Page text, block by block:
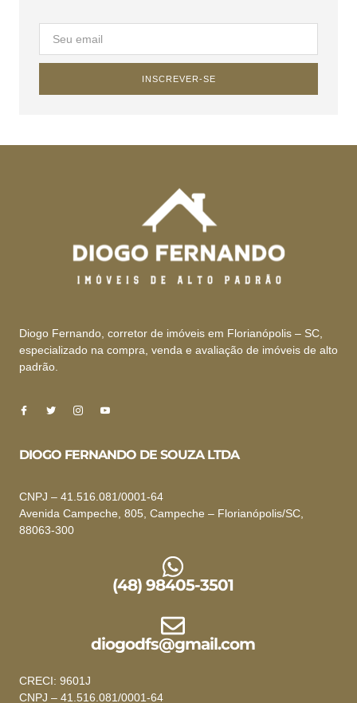
INSCREVER-SE
Diogo Fernando, corretor de imóveis em Florianópolis – SC,
especializado na compra, venda e avaliação de imóveis de alto
padrão.
DIOGO FERNANDO DE SOUZA LTDA
CNPJ – 41.516.081/0001-64
Avenida Campeche, 805, Campeche – Florianópolis/SC,
88063-300
(48) 98405-3501
diogodfs@gmail.com
CRECI: 9601J
CNPJ – 41.516.081/0001-64